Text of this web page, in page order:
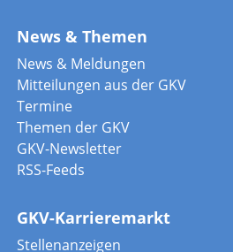
News & Themen
News & Meldungen
Mitteilungen aus der GKV
Termine
Themen der GKV
GKV-Newsletter
RSS-Feeds
GKV-Karrieremarkt
Stellenanzeigen